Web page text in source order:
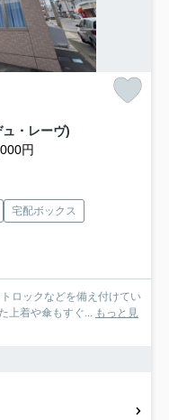
・レーヴ)
円
宅配ボックス
ロックなどを備え付けてい
上着や傘もすぐ... もっと見